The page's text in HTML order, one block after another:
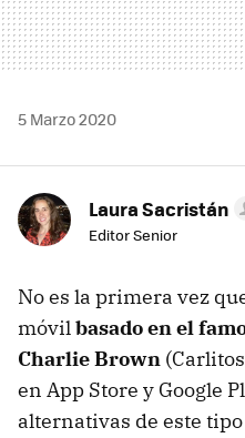
5 Marzo 2020
Laura Sacristán
Editor Senior
No es la primera vez
móvilbasado en el
Charlie Brown
en App Store y Google
alternativas de este